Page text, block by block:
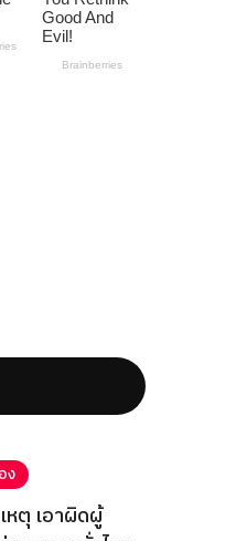
ง
หตุ เอาผิดผู้